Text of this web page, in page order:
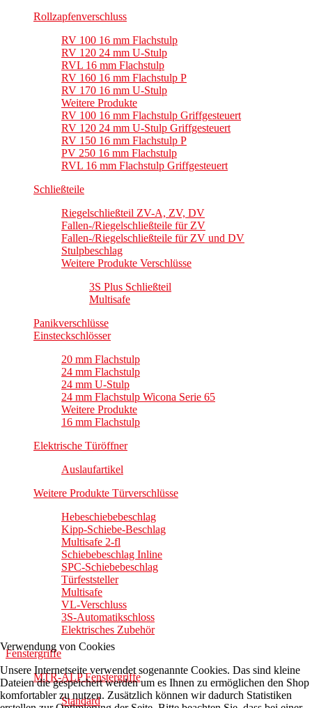
Rollzapfenverschluss
RV 100 16 mm Flachstulp
RV 120 24 mm U-Stulp
RVL 16 mm Flachstulp
RV 160 16 mm Flachstulp P
RV 170 16 mm U-Stulp
Weitere Produkte
RV 100 16 mm Flachstulp Griffgesteuert
RV 120 24 mm U-Stulp Griffgesteuert
RV 150 16 mm Flachstulp P
PV 250 16 mm Flachstulp
RVL 16 mm Flachstulp Griffgesteuert
Schließteile
Riegelschließteil ZV-A, ZV, DV
Fallen-/Riegelschließteile für ZV
Fallen-/Riegelschließteile für ZV und DV
Stulpbeschlag
Weitere Produkte Verschlüsse
3S Plus Schließteil
Multisafe
Panikverschlüsse
Einsteckschlösser
20 mm Flachstulp
24 mm Flachstulp
24 mm U-Stulp
24 mm Flachstulp Wicona Serie 65
Weitere Produkte
16 mm Flachstulp
Elektrische Türöffner
Auslaufartikel
Weitere Produkte Türverschlüsse
Hebeschiebebeschlag
Kipp-Schiebe-Beschlag
Multisafe 2-fl
Schiebebeschlag Inline
SPC-Schiebebeschlag
Türfeststeller
Multisafe
VL-Verschluss
3S-Automatikschloss
Elektrisches Zubehör
Fenstergriffe
MTR-ALP Fenstergriffe
Standard
Verwendung von Cookies
Unsere Internetseite verwendet sogenannte Cookies. Das sind kleine
Dateien die gespeichert werden um es Ihnen zu ermöglichen den Shop
komfortabler zu nutzen. Zusätzlich können wir dadurch Statistiken